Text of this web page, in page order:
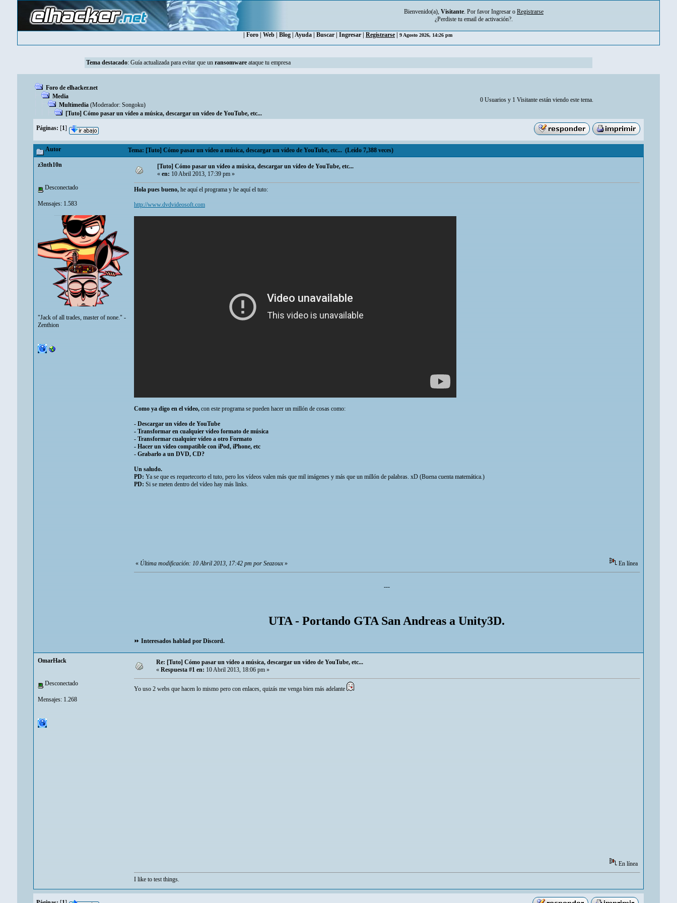
Bienvenido(a), Visitante. Por favor Ingresar o Registrarse
¿Perdiste tu email de activación?.
Foro Web Blog Ayuda Buscar Ingresar Registrarse 9 Agosto 2026, 14:26 pm
Tema destacado: Guía actualizada para evitar que un ransomware ataque tu empresa
Foro de elhacker.net
Media
Multimedia (Moderador: Songoku)
[Tuto] Cómo pasar un vídeo a música, descargar un vídeo de YouTube, etc...
0 Usuarios y 1 Visitante están viendo este tema.
Páginas: [1]
Autor Tema: [Tuto] Cómo pasar un vídeo a música, descargar un vídeo de YouTube, etc... (Leído 7,388 veces)
z3nth10n
Desconectado
Mensajes: 1.583
"Jack of all trades, master of none." -
Zenthion
[Tuto] Cómo pasar un vídeo a música, descargar un vídeo de YouTube, etc...
«en:10 Abril 2013, 17:39 pm »
Hola pues bueno,he aquí el programa y he aquí el tuto:
http://www.dvdvideosoft.com
Como ya digo en el vídeo,con este programa se pueden hacer un millón de cosas como:
- Descargar un vídeo de YouTube
- Transformar en cualquier vídeo formato de música
- Transformar cualquier vídeo a otro Formato
- Hacer un vídeo compatible con iPod, iPhone, etc
- Grabarlo a un DVD, CD?
Un saludo.
PD:Ya se que es requetecorto el tuto, pero los vídeos valen más que mil imágenes y más que un millón de palabras. xD (Buena cuenta matemática.)
PD:Si se meten dentro del vídeo hay más links.
«Última modificación: 10 Abril 2013, 17:42 pm por Seazoux» En línea
---
UTA - Portando GTA San Andreas a Unity3D.
⏩Interesados hablad por Discord.
OmarHack
Desconectado
Mensajes: 1.268
Re: [Tuto] Cómo pasar un vídeo a música, descargar un vídeo de YouTube, etc...
« Respuesta #1 en: 10 Abril 2013, 18:06 pm »
Yo uso 2 webs que hacen lo mismo pero con enlaces, quizás me venga bien más adelante
En línea
I like to test things.